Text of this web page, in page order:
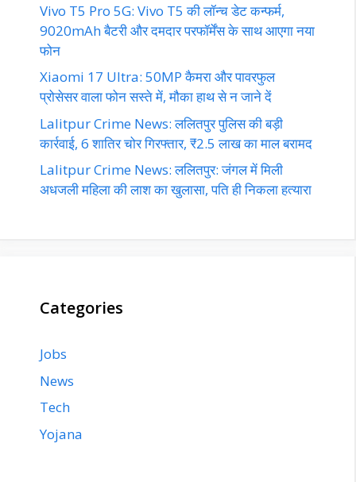
Vivo T5 Pro 5G: Vivo T5 की लॉन्च डेट कन्फर्म,
9020mAh बैटरी और दमदार परफॉर्मेंस के साथ आएगा नया
फोन
Xiaomi 17 Ultra: 50MP कैमरा और पावरफुल
प्रोसेसर वाला फोन सस्ते में, मौका हाथ से न जाने दें
Lalitpur Crime News: ललितपुर पुलिस की बड़ी
कार्रवाई, 6 शातिर चोर गिरफ्तार, ₹2.5 लाख का माल बरामद
Lalitpur Crime News: ललितपुर: जंगल में मिली
अधजली महिला की लाश का खुलासा, पति ही निकला हत्यारा
Categories
Jobs
News
Tech
Yojana